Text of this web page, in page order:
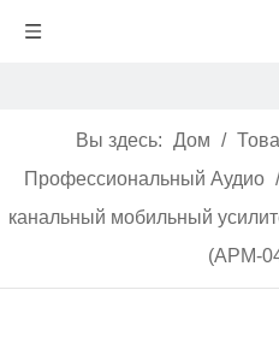
Вы здесь: Дом /
Профессиональный Аудио
канальный мобильный
(APM-